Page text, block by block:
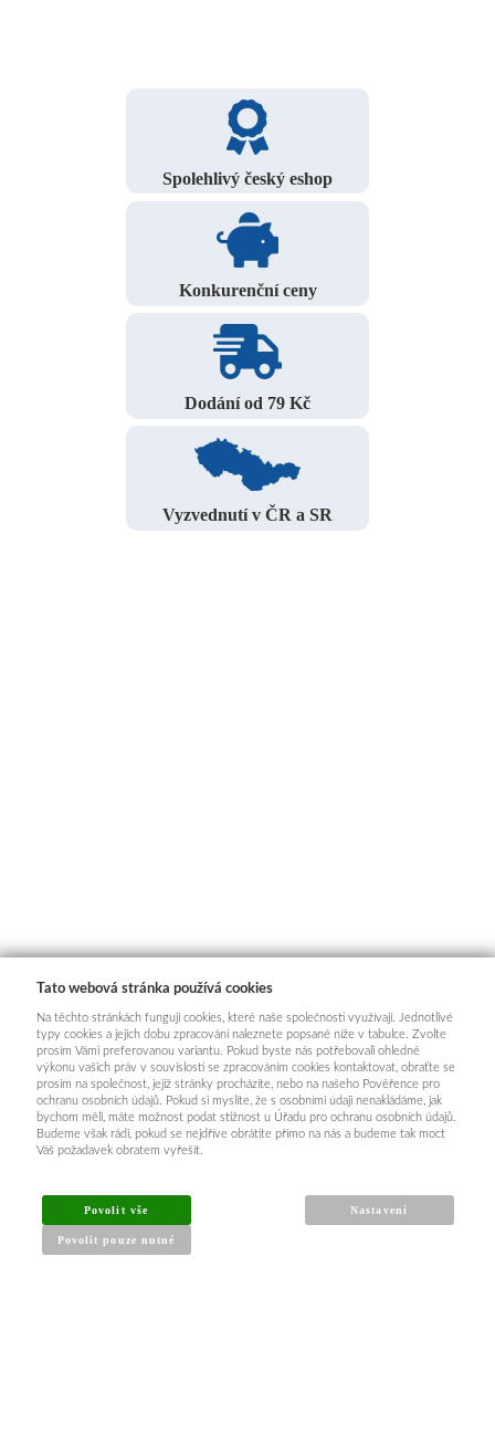
Spolehlivý český eshop
Konkurenční ceny
Dodání od 79 Kč
Vyzvednutí v ČR a SR
Tato webová stránka používá cookies
Na těchto stránkách fungují cookies, které naše společnosti využívají. Jednotlivé
typy cookies a jejich dobu zpracování naleznete popsané níže v tabulce. Zvolte
prosím Vámi preferovanou variantu. Pokud byste nás potřebovali ohledně
výkonu vašich práv v souvislosti se zpracováním cookies kontaktovat, obraťte se
prosím na společnost, jejíž stránky procházíte, nebo na našeho Pověřence pro
ochranu osobních údajů. Pokud si myslíte, že s osobními údaji nenakládáme, jak
bychom měli, máte možnost podat stížnost u Úřadu pro ochranu osobních údajů.
Budeme však rádi, pokud se nejdříve obrátíte přímo na nás a budeme tak moct
Váš požadavek obratem vyřešit.
Povolit vše
Povolit pouze nutné
Nastavení